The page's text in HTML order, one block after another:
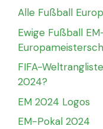
Alle Fußball
Ewige Fußball
FIFA-
2024?
EM 2024 Logos
EM-Pokal 2024